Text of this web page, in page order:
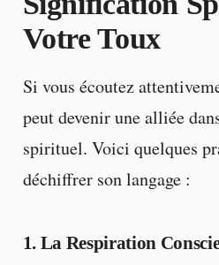
Votre Toux
Si vous écoutez
peut devenir une alliée
spirituel. Voici quelques
déchiffrer son langage :
1. La Respiration